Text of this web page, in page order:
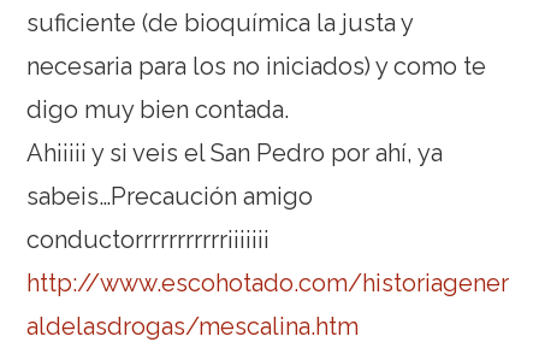
suficiente (de bioquímica la justa y
necesaria para los no iniciados) y como te
digo muy bien contada.
Ah¡¡¡¡¡ y si veis el San Pedro por ahí, ya
sabeis…Precaución amigo
conductorrrrrrrrrrr¡¡¡¡¡¡¡
http://www.escohotado.com/historiagener
aldelasdrogas/mescalina.htm